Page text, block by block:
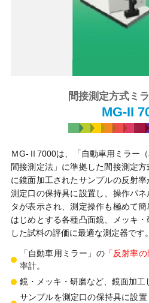
間接測定方式ミ
MG-II
ＭG-Ⅱ7000は、「自動車用ミラー
間接測定法」に準拠した間接測定
に鏡面加工されたサンプルの反射
測定口の保持具に設置し、操作パ
タが表示され、測定操作も極めて
はじめとする各種凸面鏡、メッキ
した試料の評価に最適な測定器です。
「自動車用ミラー」の「反射率の
率計。
鏡・メッキ・研磨など、鏡面加工
サンプルを測定口の保持具に設